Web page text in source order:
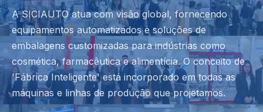
A SICIAUTO atua com visão global, fornecendo
equipamentos automatizados e soluções de
embalagens customizadas para indústrias como
cosmética, farmacêutica e alimentícia. O conceito de
'Fábrica Inteligente' está incorporado em todas as
máquinas e linhas de produção que projetamos.